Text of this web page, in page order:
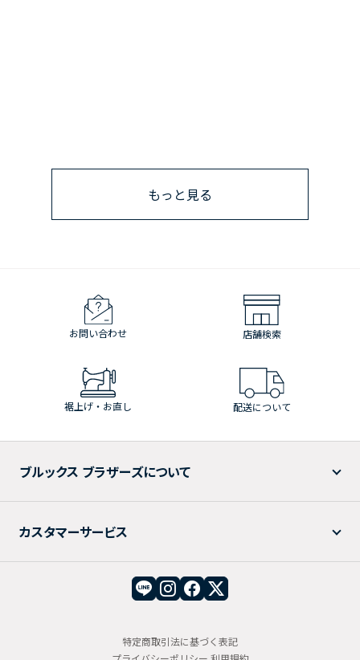
もっと見る
お問い合わせ 店舗検索
裾上げ・お直し 配送について
ブルックス ブラザーズについて
カスタマーサービス
特定商取引法に基づく表記